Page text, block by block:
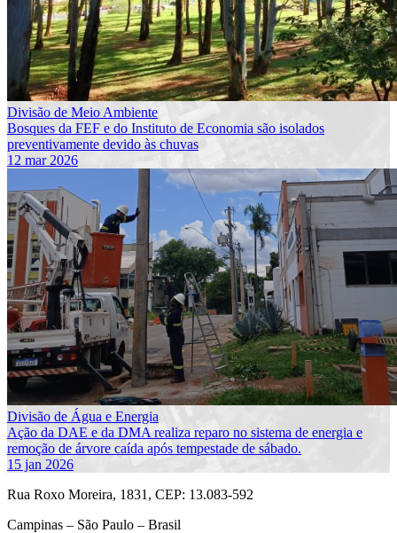
Divisão de Meio Ambiente
Bosques da FEF e do Instituto de Economia são isolados
preventivamente devido às chuvas
12 mar 2026
Divisão de Água e Energia
Ação da DAE e da DMA realiza reparo no sistema de energia e
remoção de árvore caída após tempestade de sábado.
15 jan 2026
Rua Roxo Moreira, 1831, CEP: 13.083-592
Campinas – São Paulo – Brasil